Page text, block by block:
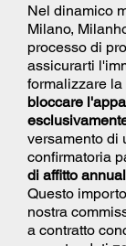
Nel dinamico
Milano,
processo di
assicurarti
formalizzare
bloccare
versamento di
confirmatoria
di affitto
Questo
nostra
a contratto